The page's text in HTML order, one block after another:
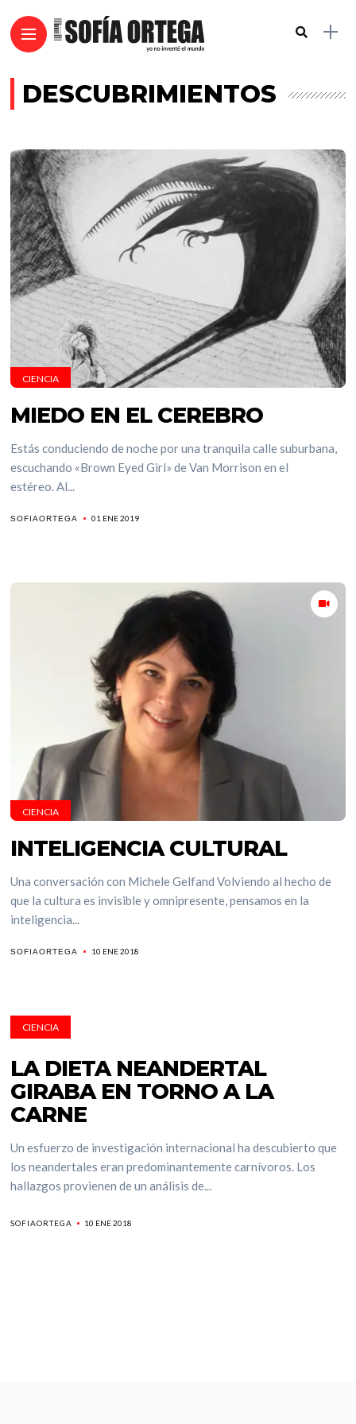
DESCUBRIMIENTOS
CIENCIA
MIEDO EN EL CEREBRO
Estás conduciendo de noche por una tranquila calle suburbana,
escuchando «Brown Eyed Girl» de Van Morrison en el
estéreo. Al...
SOFIAORTEGA 01 ENE 2019
CIENCIA
INTELIGENCIA CULTURAL
Una conversación con Michele Gelfand Volviendo al hecho de
que la cultura es invisible y omnipresente, pensamos en la
inteligencia...
SOFIAORTEGA 10 ENE 2018
CIENCIA
LA DIETA NEANDERTAL
GIRABA EN TORNO A LA
CARNE
Un esfuerzo de investigación internacional ha descubierto que
los neandertales eran predominantemente carnívoros. Los
hallazgos provienen de un análisis de...
SOFIAORTEGA 10 ENE 2018